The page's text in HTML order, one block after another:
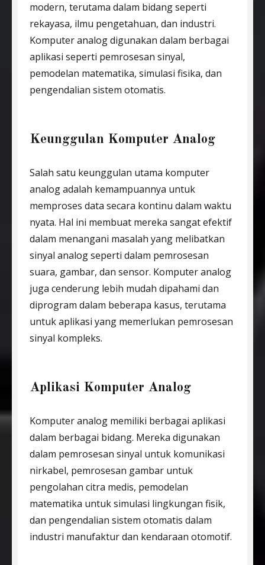
modern, terutama dalam bidang seperti
rekayasa, ilmu pengetahuan, dan industri.
Komputer analog digunakan dalam berbagai
aplikasi seperti pemrosesan sinyal,
pemodelan matematika, simulasi fisika, dan
pengendalian sistem otomatis.
Keunggulan Komputer Analog
Salah satu keunggulan utama komputer
analog adalah kemampuannya untuk
memproses data secara kontinu dalam waktu
nyata. Hal ini membuat mereka sangat efektif
dalam menangani masalah yang melibatkan
sinyal analog seperti dalam pemrosesan
suara, gambar, dan sensor. Komputer analog
juga cenderung lebih mudah dipahami dan
diprogram dalam beberapa kasus, terutama
untuk aplikasi yang memerlukan pemrosesan
sinyal kompleks.
Aplikasi Komputer Analog
Komputer analog memiliki berbagai aplikasi
dalam berbagai bidang. Mereka digunakan
dalam pemrosesan sinyal untuk komunikasi
nirkabel, pemrosesan gambar untuk
pengolahan citra medis, pemodelan
matematika untuk simulasi lingkungan fisik,
dan pengendalian sistem otomatis dalam
industri manufaktur dan kendaraan otomotif.